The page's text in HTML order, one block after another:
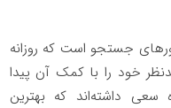
جستجو است که روزانه
خود را با کمک آن پیدا
سعی داشته‌اند که بهترین